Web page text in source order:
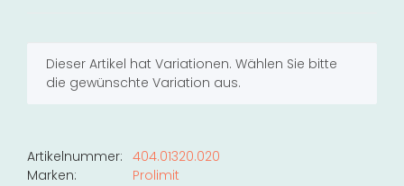
xDieser Artikel hat Variationen. Wählen Sie bitte
die gewünschte Variation aus.
Artikelnummer: 404.01320.020
Marken:
Prolimit